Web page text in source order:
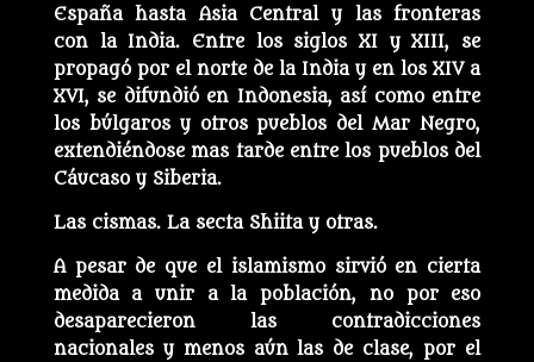
España hasta Asia Central y las fronteras
con la India. Entre los siglos XI y XIII, se
propagó por el norte de la India y en los XIV a
XVI, se difundió en Indonesia, así como entre
los búlgaros y otros pueblos del Mar Negro,
extendiéndose mas tarde entre los pueblos del
Cáucaso y Siberia.
Las cismas. La secta Shiita y otras.
A pesar de que el islamismo sirvió en cierta
medida a unir a la población, no por eso
desaparecieron las contradicciones
nacionales y menos aún las de clase, por el